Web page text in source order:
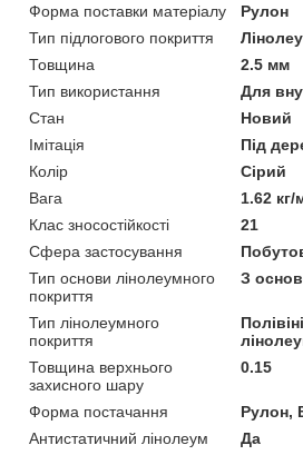
Форма поставки матеріалу
Рулон
Тип підлогового покриття
Товщина
2.5 мм
Тип використання
Для
Стан
Новий
Імітація
Під
Колір
Сірий
Вага
1.62 кг/
Клас зносостійкості
21
Сфера застосування
Тип основи лінолеумного
покриття
З
Тип лінолеумного
покриття
Товщина верхнього
захисного шару
0.15
Форма постачання
Рулон,
Антистатичний лінолеум
Да